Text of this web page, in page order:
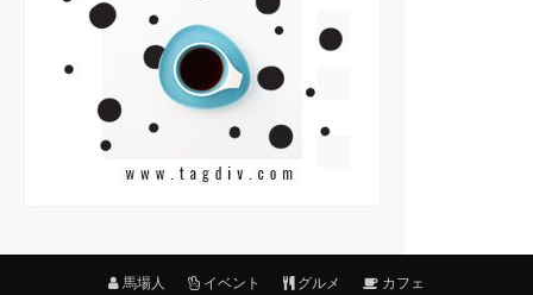
馬場人 イベント グルメ カフェ